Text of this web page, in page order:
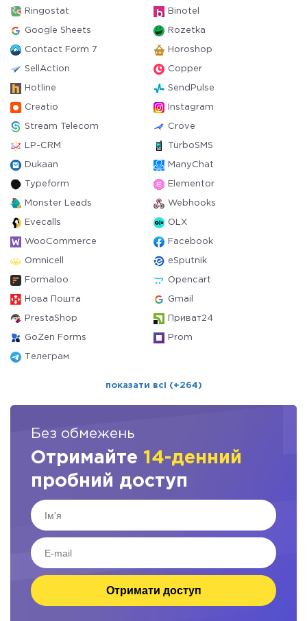
Ringostat Binotel
Google Sheets Rozetka
Contact Form 7 Horoshop
SellAction Copper
Hotline SendPulse
Creatio Instagram
Stream Telecom Crove
LP-CRM TurboSMS
Dukaan ManyChat
Typeform Elementor
Monster Leads Webhooks
Evecalls OLX
WooCommerce Facebook
Omnicell eSputnik
Formaloo Opencart
Нова Пошта Gmail
PrestaShop Приват24
GoZen Forms Prom
Телеграм
показати всі (+264)
Без обмежень
Отримайте 14-денний
пробний доступ
Отримати доступ